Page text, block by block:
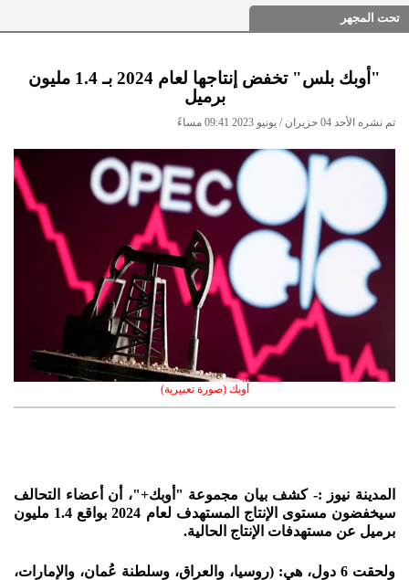
تحت المجهر
"أوبك بلس" تخفض إنتاجها لعام 2024 بـ 1.4 مليون
برميل
تم نشره الأحد 04 حزيران / يونيو 2023 09:41 مساءً
أوبك (صورة تعبيرية)
المدينة نيوز :- كشف بيان مجموعة "أوبك+"، أن أعضاء التحالف
سيخفضون مستوى الإنتاج المستهدف لعام 2024 بواقع 1.4 مليون
برميل عن مستهدفات الإنتاج الحالية.
ولحقت 6 دول، هي: (روسيا، والعراق، وسلطنة عُمان، والإمارات،